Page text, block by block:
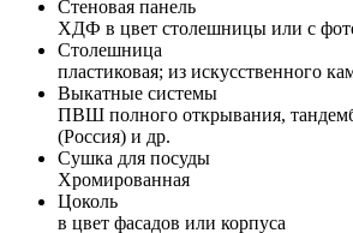
Стеновая панель
ХДФ в цвет столешницы или с
Столешница
пластиковая; из искусственного
Выкатные системы
ПВШ полного открывания,
(Россия) и др.
Сушка для посуды
Хромированная
Цоколь
в цвет фасадов или корпуса